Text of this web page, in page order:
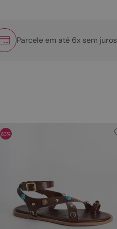
Parcele em até 6x sem juros
63%